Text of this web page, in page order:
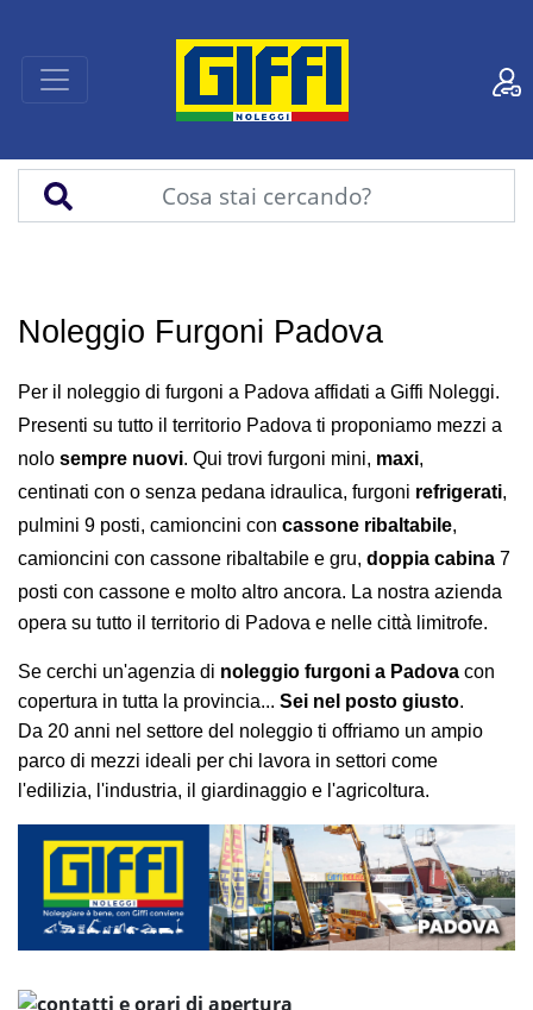
Noleggio Furgoni Padova
Per il noleggio di furgoni a Padova affidati a Giffi Noleggi.
Presenti su tutto il territorio Padova ti proponiamo mezzi a
nolo sempre nuovi. Qui trovi furgoni mini, maxi,
centinati con o senza pedana idraulica, furgoni refrigerati,
pulmini 9 posti, camioncini con cassone ribaltabile,
camioncini con cassone ribaltabile e gru, doppia cabina 7
posti con cassone e molto altro ancora. La nostra azienda
opera su tutto il territorio di Padova e nelle città limitrofe.
Se cerchi un'agenzia di noleggio furgoni a Padova con
copertura in tutta la provincia... Sei nel posto giusto.
Da 20 anni nel settore del noleggio ti offriamo un ampio
parco di mezzi ideali per chi lavora in settori come
l'edilizia, l'industria, il giardinaggio e l'agricoltura.